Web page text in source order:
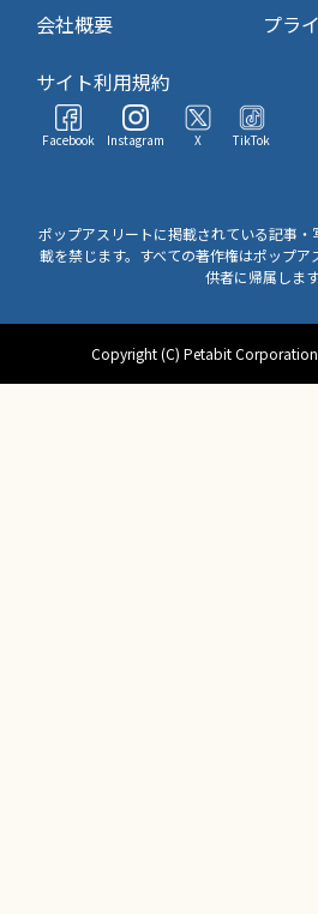
会社概要
プラ
サイト利用規約
Facebook Instagram X TikTok
ポップアスリートに掲載されている記事
載を禁じます。すべての著作権はポップ
供者に帰属します
Copyright (C) Petabit Corporation